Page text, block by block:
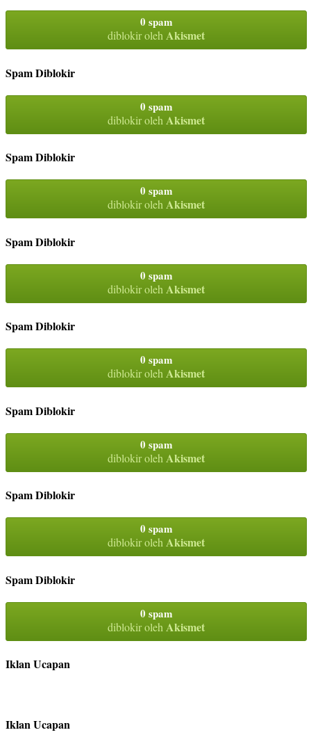
0 spam
diblokir olehAkismet
Spam Diblokir
0 spam
diblokir oleh Akismet
Spam Diblokir
0 spam
diblokir olehAkismet
Spam Diblokir
0 spam
diblokir oleh Akismet
Spam Diblokir
0 spam
diblokir olehAkismet
Spam Diblokir
0 spam
diblokir oleh Akismet
Spam Diblokir
0 spam
diblokir olehAkismet
Spam Diblokir
0 spam
diblokir oleh Akismet
Iklan Ucapan
Iklan Ucapan